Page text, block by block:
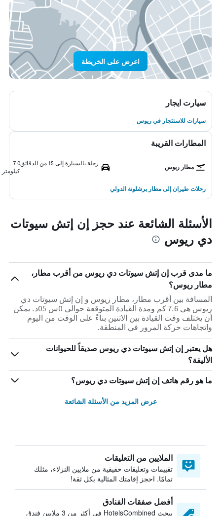
اعرض على الخريطة
سيارت ايجار
سيارات للاستئجار في ريوس
المطارات القريبة
مطار ريوس
رحلة بالسيارة إلى 15 من الدقائق
7.0
كيلومتر
رحلات طيران إلى مطار برشلونة الدولي
الأسئلة الشائعة عند حجز إن إتش سيوتات
دي ريوس
ما مدى قرب إن إتش سيوتات دي ريوس من أقرب مطار،
مطار ريوس؟
المسافة بين أقرب مطار، مطار ريوس و إن إتش سيوتات دي
ريوس هي 7.6 كم ومدة القيادة المتوقعة حوالي 0س 05د. يمكن
أن يختلف وقت القيادة بين الاثنين بناءً على الوقت من اليوم
واتجاهات حركة المرور في المنطقة.
هل يعتبر إن إتش سيوتات دي ريوس صديقاً للحيوانات
الأليفة؟
ما هو رقم هاتف إن إتش سيوتات دي ريوس؟
عرض المزيد من الأسئلة الشائعة
الملايين من التعليقات
تقييمات وتعليقات حقيقية من ملايين النزلاء، مثلك
تمامًا. احجز إقامتك المثالية بكل ثقة!
أفضل صفقات الفنادق
يبحث HotelsCombined في أكثر من 3 ملايين فندق